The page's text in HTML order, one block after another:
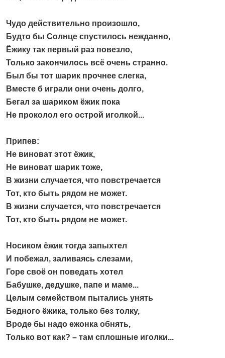
Чудо действительно произошло,
Будто бы Солнце спустилось нежданно,
Ёжику так первый раз повезло,
Только закончилось всё очень странно.
Был бы тот шарик прочнее слегка,
Вместе б играли они очень долго,
Бегал за шариком ёжик пока
Не проколол его острой иголкой...
Припев:
Не виноват этот ёжик,
Не виноват шарик тоже,
В жизни случается, что повстречается
Тот, кто быть рядом не может.
В жизни случается, что повстречается
Тот, кто быть рядом не может.
Носиком ёжик тогда запыхтел
И побежал, заливаясь слезами,
Горе своё он поведать хотел
Бабушке, дедушке, папе и маме...
Целым семейством пытались унять
Бедного ёжика, только без толку,
Вроде бы надо ежонка обнять,
Только вот как? – там сплошные иголки...